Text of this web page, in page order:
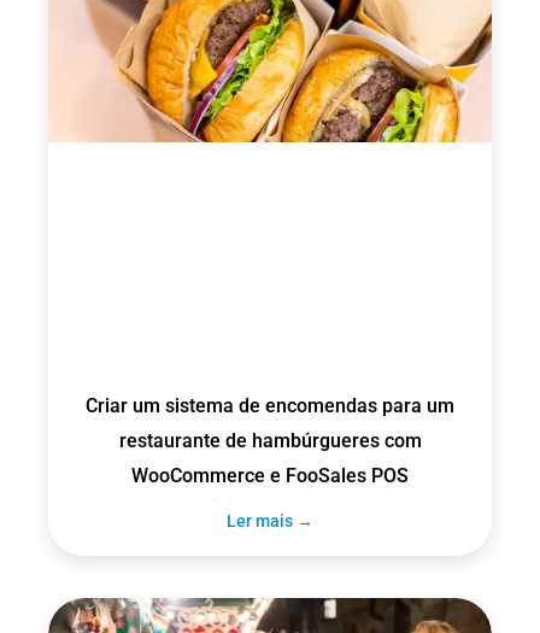
Criar um sistema de encomendas para um
restaurante de hambúrgueres com
WooCommerce e FooSales POS
Ler mais →